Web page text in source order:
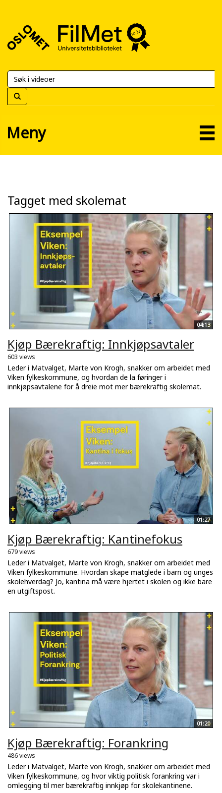
FilMet
Universitetsbiblioteket
Meny
Tagget med skolemat
04:13
Kjøp Bærekraftig: Innkjøpsavtaler
603 views
Leder i Matvalget, Marte von Krogh, snakker om arbeidet med
Viken fylkeskommune, og hvordan de la føringer i
innkjøpsavtalene for å dreie mot mer bærekraftig skolemat.
01:27
Kjøp Bærekraftig: Kantinefokus
679 views
Leder i Matvalget, Marte von Krogh, snakker om arbeidet med
Viken fylkeskommune. Hvordan skape matglede i barn og unges
skolehverdag? Jo, kantina må være hjertet i skolen og ikke bare
en utgiftspost.
01:20
Kjøp Bærekraftig: Forankring
486 views
Leder i Matvalget, Marte von Krogh, snakker om arbeidet med
Viken fylkeskommune, og hvor viktig politisk forankring var i
omlegging til mer bærekraftig innkjøp for skolekantinene.